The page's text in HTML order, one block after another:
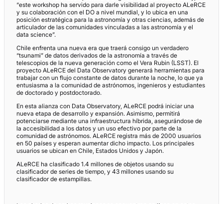
“este workshop ha servido para darle visibilidad al proyecto ALeRCE
y su colaboración con el DO a nivel mundial, y lo ubica en una
posición estratégica para la astronomía y otras ciencias, además de
articulador de las comunidades vinculadas a las astronomía y el
data science”.
Chile enfrenta una nueva era que traerá consigo un verdadero
“tsunami” de datos derivados de la astronomía a través de
telescopios de la nueva generación como el Vera Rubin (LSST). El
proyecto ALeRCE del Data Observatory generará herramientas para
trabajar con un flujo constante de datos durante la noche, lo que ya
entusiasma a la comunidad de astrónomos, ingenieros y estudiantes
de doctorado y postdoctorado.
En esta alianza con Data Observatory, ALeRCE podrá iniciar una
nueva etapa de desarrollo y expansión. Asimismo, permitirá
potenciarse mediante una infraestructura híbrida, asegurándose de
la accesibilidad a los datos y un uso efectivo por parte de la
comunidad de astrónomos. ALeRCE registra más de 2000 usuarios
en 50 países y esperan aumentar dicho impacto. Los principales
usuarios se ubican en Chile, Estados Unidos y Japón.
ALeRCE ha clasificado 1.4 millones de objetos usando su
clasificador de series de tiempo, y 43 millones usando su
clasificador de estampillas.